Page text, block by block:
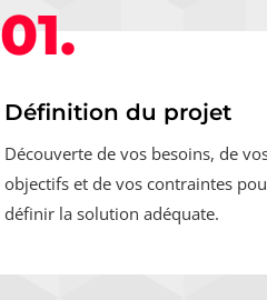
01.
Définition du projet
Découverte de vos besoins, de
objectifs et de vos contraintes
définir la solution adéquate.